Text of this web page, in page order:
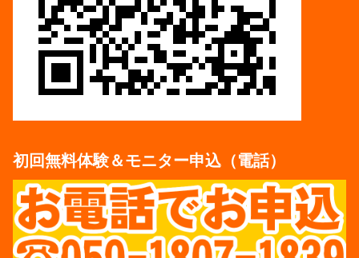
初回無料体験＆モニター申込（電話）